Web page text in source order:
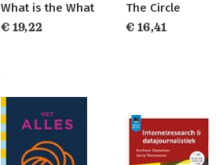
What is the What
€ 19,22
The Circle
€ 16,41